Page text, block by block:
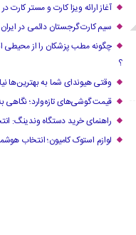
آغاز ارائه ویزا کارت و مستر کارت در
سیم کارت گرجستان دائمی در ایران
چگونه مطب پزشکان را از محیطی
؟
وقتی هیوندای شما به بهترین‌ها
قیمت گوشی‌های تازه‌وارد؛ نگاهی
راهنمای خرید دستگاه وندینگ:
لوازم استوک کامیون؛ انتخاب